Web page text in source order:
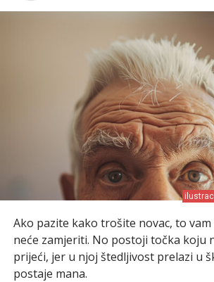
Ako pazite kako trošite novac, to
neće zamjeriti. No postoji točka koju
prijeći, jer u njoj štedljivost prelazi u
postaje mana.